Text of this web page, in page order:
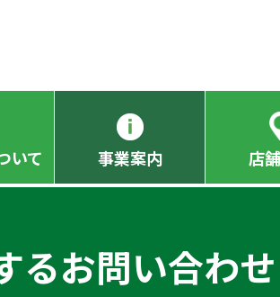
いて 事業案内 店
るお問い合わせ